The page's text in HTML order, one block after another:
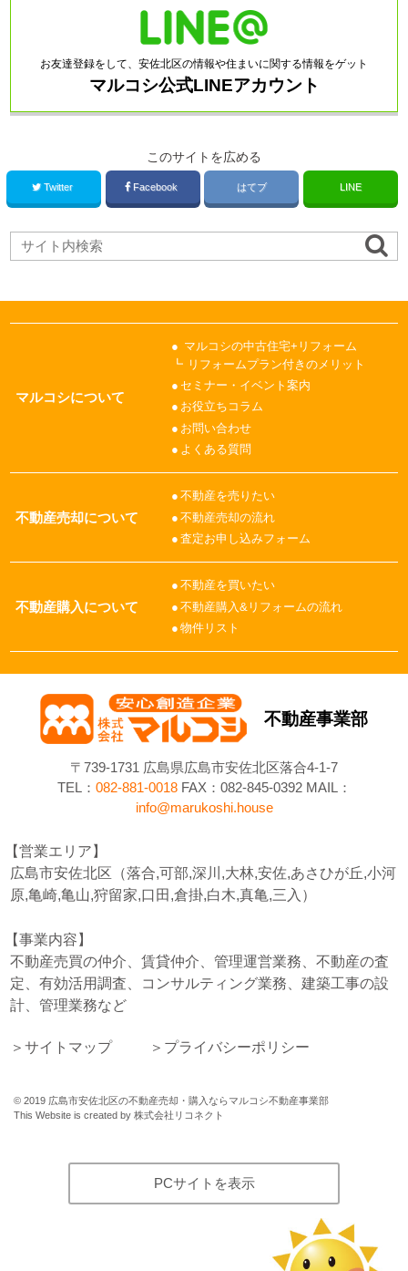
お友達登録をして、安佐北区の情報や住まいに関する情報をゲット
マルコシ公式LINEアカウント
このサイトを広める
Twitter Facebook はてブ LINE
マルコシについて
マルコシの中古住宅+リフォーム
リフォームプラン付きのメリット
セミナー・イベント案内
お役立ちコラム
お問い合わせ
よくある質問
不動産売却について
不動産を売りたい
不動産売却の流れ
査定お申し込みフォーム
不動産購入について
不動産を買いたい
不動産購入&リフォームの流れ
物件リスト
不動産事業部
〒739-1731 広島県広島市安佐北区落合4-1-7
TEL： 082-881-0018FAX：082-845-0392 MAIL：
info@marukoshi.house
営業エリア
広島市安佐北区（落合,可部,深川,大林,安佐,あさひが丘,小河
原,亀崎,亀山,狩留家,口田,倉掛,白木,真亀,三入）
事業内容
不動産売買の仲介、賃貸仲介、管理運営業務、不動産の査
定、有効活用調査、コンサルティング業務、建築工事の設
計、管理業務など
サイトマップ プライバシーポリシー
© 2019 広島市安佐北区の不動産売却・購入ならマルコシ不動産事業部
This Website is created by 株式会社リコネクト
PCサイトを表示